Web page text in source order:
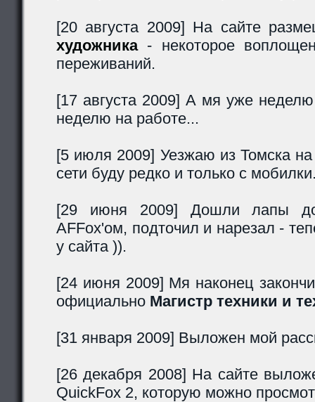
[20 августа 2009] На сайте
художника- некоторое
переживаний.
[17 августа 2009] А мя уже
неделю на работе...
[5 июля 2009] Уезжаю из Томска
сети буду редко и только с
[29 июня 2009] Дошли лапы до
AFFox'ом, подточил и нарезал -
у сайта )).
[24 июня 2009] Мя наконец
официально Магистр техники и
[31 января 2009] Выложен мой
[26 декабря 2008] На сайте
QuickFox 2, которую можно